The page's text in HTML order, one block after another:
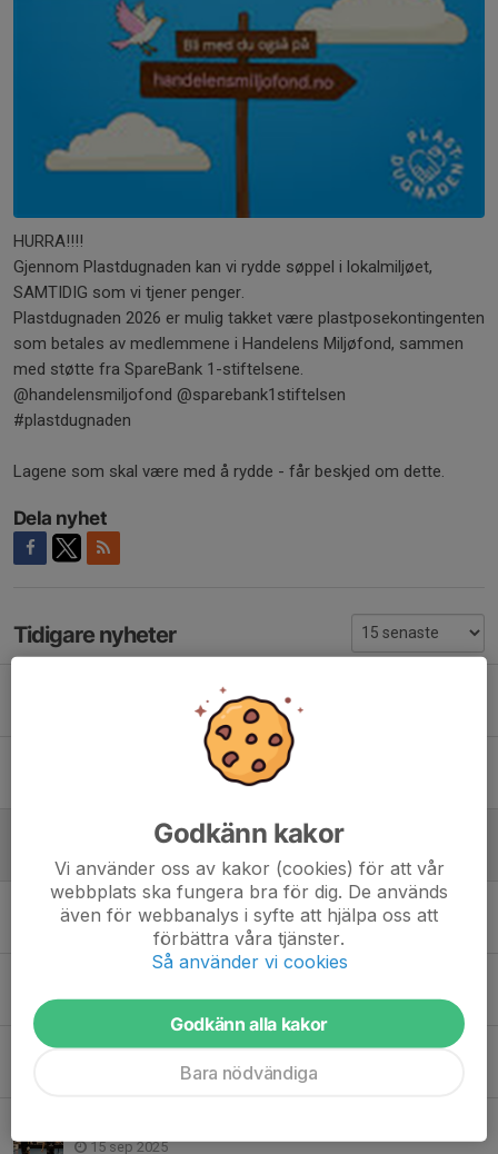
HURRA!!!!
Gjennom Plastdugnaden kan vi rydde søppel i lokalmiljøet,
SAMTIDIG som vi tjener penger.
Plastdugnaden 2026 er mulig takket være plastposekontingenten
som betales av medlemmene i Handelens Miljøfond, sammen
med støtte fra SpareBank 1-stiftelsene.
@handelensmiljofond @sparebank1stiftelsen
#plastdugnaden
Lagene som skal være med å rydde - får beskjed om dette.
Dela nyhet
Tidigare nyheter
Tekniske arrangører i OABR arrangement 2026/27
Innvandrere like aktive i frivilligheten
Plastdugnaden 2026
27 mar, 12:00
24 nov 2025
Tap for Slevik i 1 hjemmekamp for sesongen.
15 sep 2025
Godkänn kakor
Vi använder oss av kakor (cookies) för att vår
webbplats ska fungera bra för dig. De används
även för webbanalys i syfte att hjälpa oss att
förbättra våra tjänster.
Så använder vi cookies
Godkänn alla kakor
Bara nödvändiga